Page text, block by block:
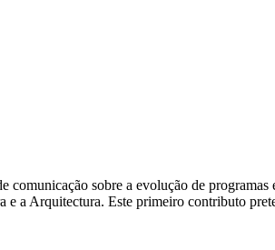
comunicação sobre a evolução de
e a Arquitectura. Este primeiro contributo